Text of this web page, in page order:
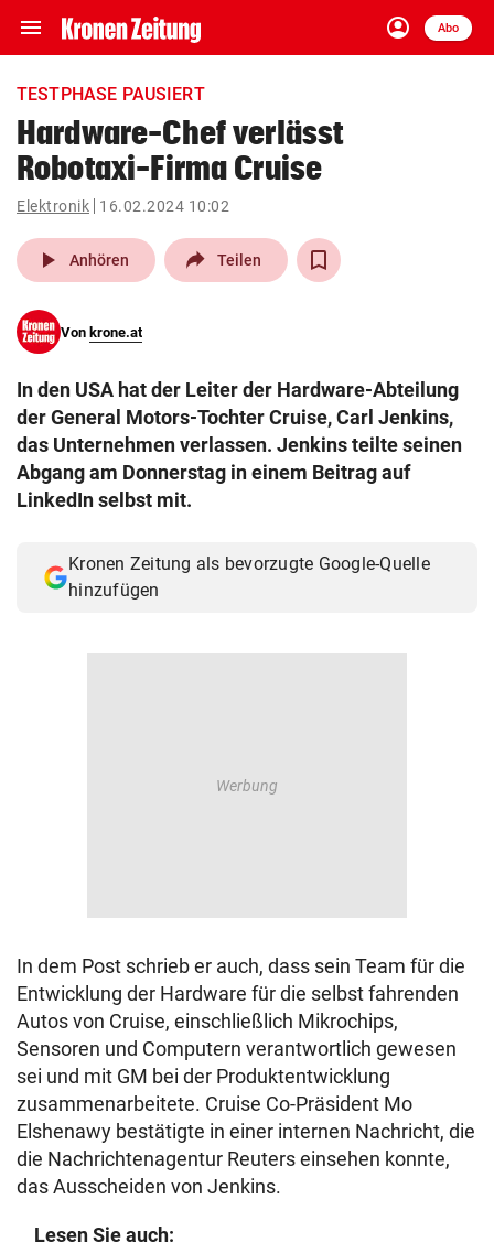
menu Navigation
ein-/ausklappen
account_circle
Anmelden
Abo
close Schließen
account_circle Anmelden
pin_drop
Wien arrow_right
search
eingeben
TESTPHASE PAUSIERT
Hardware-Chef verlässt
Robotaxi-Firma Cruise
Elektronik 16.02.2024 10:02
play_arrow Anhören Teilen
Von krone.at
In den USA hat der Leiter der Hardware-Abteilung
der General Motors-Tochter Cruise, Carl Jenkins,
das Unternehmen verlassen. Jenkins teilte seinen
Abgang am Donnerstag in einem Beitrag auf
LinkedIn selbst mit.
Kronen Zeitung als bevorzugte Google-Quelle
hinzufügen
In dem Post schrieb er auch, dass sein Team für die
Entwicklung der Hardware für die selbst fahrenden
Autos von Cruise, einschließlich Mikrochips,
Sensoren und Computern verantwortlich gewesen
sei und mit GM bei der Produktentwicklung
zusammenarbeitete. Cruise Co-Präsident Mo
Elshenawy bestätigte in einer internen Nachricht, die
die Nachrichtenagentur Reuters einsehen konnte,
das Ausscheiden von Jenkins.
Lesen Sie auch: